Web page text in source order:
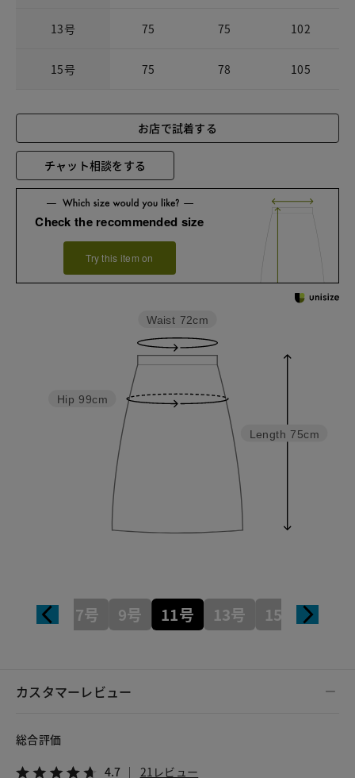
13号 75 75 102
15号 75 78 105
お店で試着する
チャット相談をする
Check the recommended size
Try this item on
Length 75cm
Hip 99cm
Waist 72cm
7号 9号 11号 13号 15号
カスタマーレビュー
総合評価
4.7 21レビュー